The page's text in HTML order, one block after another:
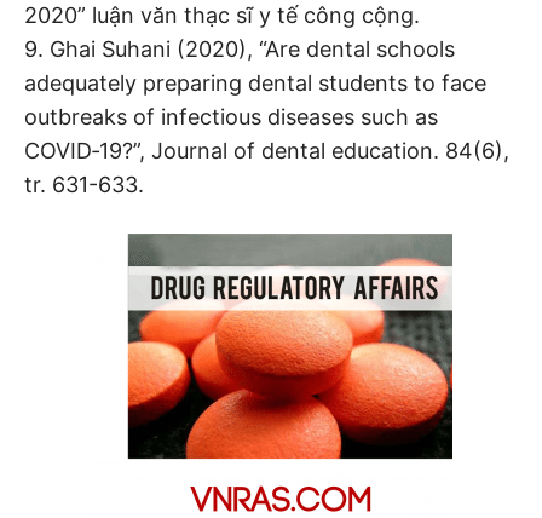
2020” luận văn thạc sĩ y tế công cộng.
9. Ghai Suhani (2020), “Are dental schools
adequately preparing dental students to face
outbreaks of infectious diseases such as
COVID‐19?”, Journal of dental education. 84(6),
tr. 631-633.